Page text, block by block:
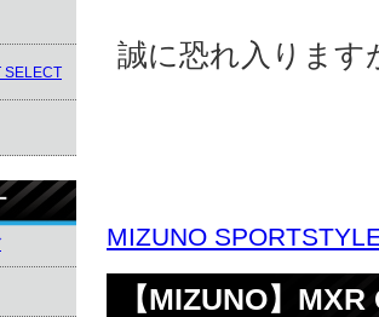
誠に恐れ入ります
MIZUNO
【MIZUNO】
SELECT